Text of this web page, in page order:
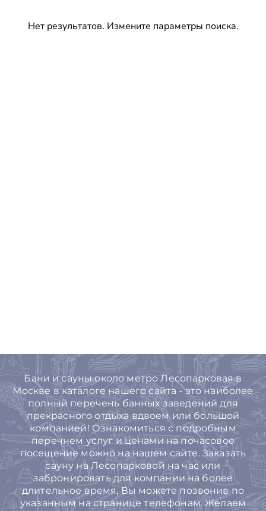
Нет результатов. Измените параметры поиска.
Бани и сауны около метро Лесопарковая в
Москве в каталоге нашего сайта - это наиболее
полный перечень банных заведений для
прекрасного отдыха вдвоем или большой
компанией! Ознакомиться с подробным
перечнем услуг и ценами на почасовое
посещение можно на нашем сайте. Заказать
сауну на Лесопарковой на час или
забронировать для компании на более
длительное время, Вы можете позвонив по
указанным на странице телефонам. Желаем